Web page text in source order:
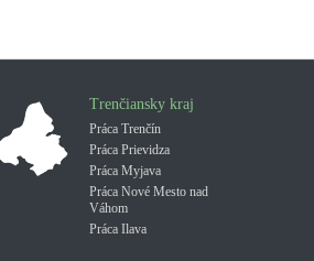
Trenčiansky kraj
Práca Trenčín
Práca Prievidza
Práca Myjava
Práca Nové Mesto nad
Váhom
Práca Ilava